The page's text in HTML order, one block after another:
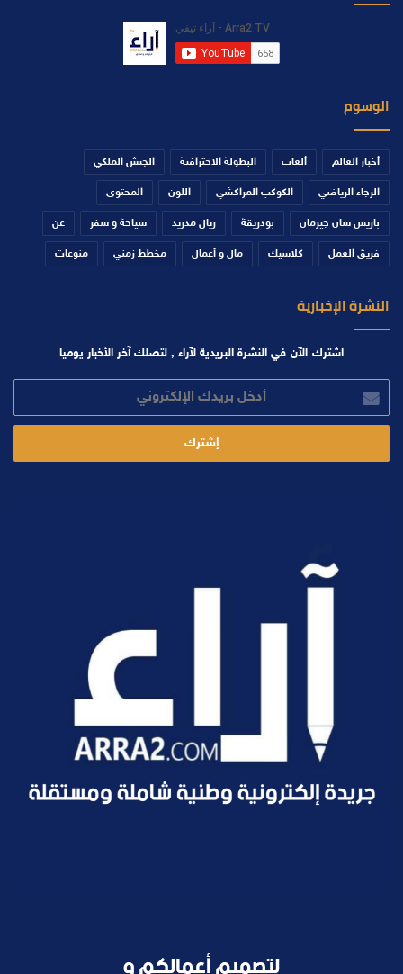
الوسوم
أخبار العالم ألعاب البطولة الاحترافية الجيش الملكي
الرجاء الرياضي الكوكب المراكشي اللون المحتوى
باريس سان جيرمان بودريقة ريال مدريد سياحة و سفر عن
فريق العمل كلاسيك مال و أعمال مخطط زمني منوعات
النشرة الإخبارية
اشترك الآن في النشرة البريدية لآراء , لتصلك آخر الأخبار يوميا
بريدك
الإلكتروني